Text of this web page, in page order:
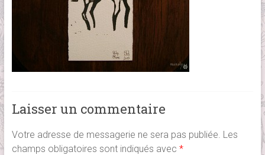
Laisser un commentaire
Votre adresse de messagerie ne sera pas publiée. Les
champs obligatoires sont indiqués avec *